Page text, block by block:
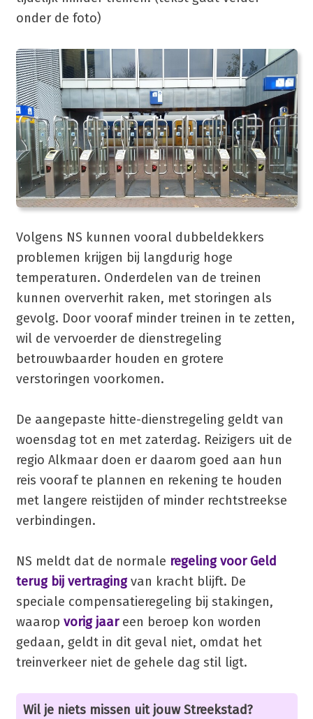
onder de foto)
Volgens NS kunnen vooral dubbeldekkers
problemen krijgen bij langdurig hoge
temperaturen. Onderdelen van de treinen
kunnen oververhit raken, met storingen als
gevolg. Door vooraf minder treinen in te zetten,
wil de vervoerder de dienstregeling
betrouwbaarder houden en grotere
verstoringen voorkomen.
De aangepaste hitte-dienstregeling geldt van
woensdag tot en met zaterdag. Reizigers uit de
regio Alkmaar doen er daarom goed aan hun
reis vooraf te plannen en rekening te houden
met langere reistijden of minder rechtstreekse
verbindingen.
NS meldt dat de normale regeling voor Geld
terug bij vertragingvan kracht blijft. De
speciale compensatieregeling bij stakingen,
waarop vorig jaareen beroep kon worden
gedaan, geldt in dit geval niet, omdat het
treinverkeer niet de gehele dag stil ligt.
Wil je niets missen uit jouw Streekstad?